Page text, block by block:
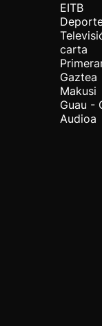
EITB
carta
Gaztea
Makusi
Guau -
Audioa